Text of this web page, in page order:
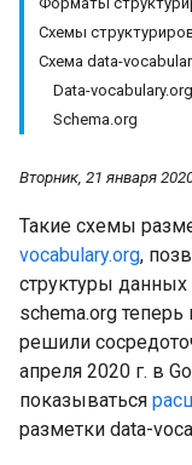
Схемы
Схема data-
Data-vocabulary.org
Schema.org
Вторник, 21 января
Такие схемы
vocabulary.org,
структуры
schema.org
решили
апреля 2020 г. в
показываться
разметки data-